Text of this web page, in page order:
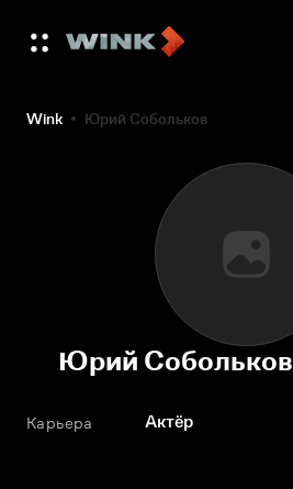
Wink Юрий Собольков
Юрий Собольков
Карьера Актёр